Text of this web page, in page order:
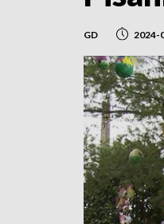
GD 2024-